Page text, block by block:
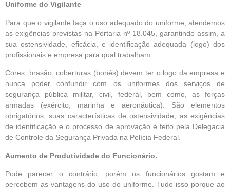
Uniforme do Vigilante
Para que o vigilante faça o uso adequado do uniforme, atendemos
as exigências previstas na Portaria nº 18.045, garantindo assim, a
sua ostensividade, eficácia, e identificação adequada (logo) dos
profissionais e empresa para qual trabalham.
Cores, brasão, coberturas (bonés) devem ter o logo da empresa e
nunca poder confundir com os uniformes dos serviços de
segurança pública militar, civil, federal, bem como, as forças
armadas (exército, marinha e aeronáutica). São elementos
obrigatórios, suas características de ostensividade, as exigências
de identificação e o processo de aprovação é feito pela Delegacia
de Controle da Segurança Privada na Polícia Federal.
Aumento de Produtividade do Funcionário.
Pode parecer o contrário, porém os funcionários gostam e
percebem as vantagens do uso do uniforme. Tudo isso porque ao